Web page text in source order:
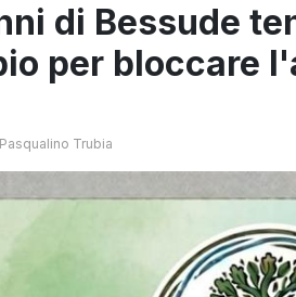
di Bessude
per bloccare
Pasqualino Trubia